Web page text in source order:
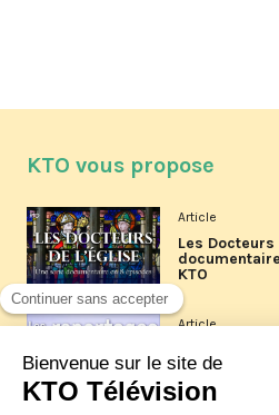
KTO vous propose
Article
Les
KTO
Article
Les